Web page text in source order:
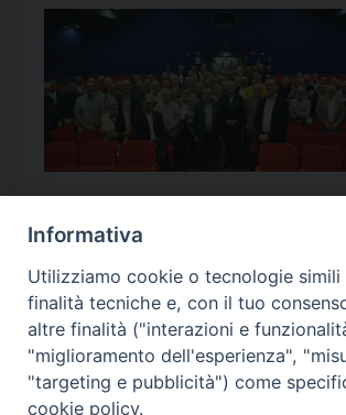
Calendario Appuntamenti
<< Ago 2026
l m m g v
Informativa
Utilizziamo cookie o tecnologie simili
finalità tecniche e, con il tuo
altre finalità ("interazioni e
"miglioramento dell'esperienza",
"targeting e pubblicità") come
cookie policy.